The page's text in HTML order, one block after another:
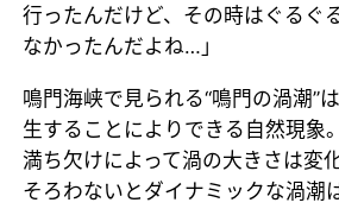
行ったんだけど、その時はぐるぐ
なかったんだよね…」
鳴門海峡で見られる“鳴門の渦潮”
生することによりできる自然現象
満ち欠けによって渦の大きさは変
そろわないとダイナミックな渦潮